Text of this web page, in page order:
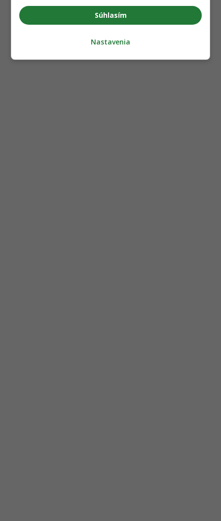
Súhlasím
Nastavenia